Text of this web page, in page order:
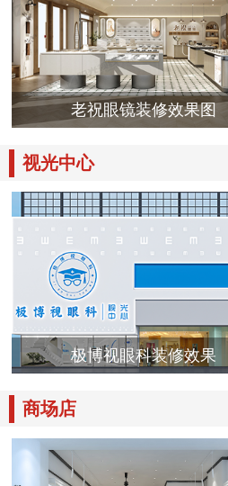
老祝眼镜装修效果图
视光中心
极博视眼科装修效果
商场店